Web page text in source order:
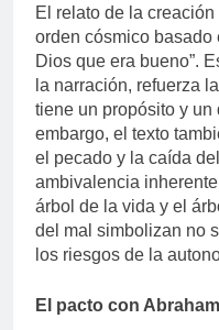
El relato de la
orden cósmico basado
Dios que era bueno”.
la narración, refuerza
tiene un propósito y
embargo, el texto
el pecado y la caída
ambivalencia
árbol de la vida y el
del mal simbolizan no
los riesgos de la
El pacto con Abraham